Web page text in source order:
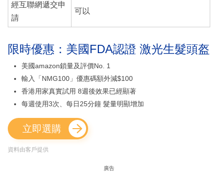
經互聯網遞交申
請
可以
限時優惠：美國FDA認證 激光生髮頭盔
美國amazon鎖量及評價No. 1
輸入「NMG100」優惠碼額外減$100
香港用家真實試用 8週後效果已經顯著
每週使用3次、每日25分鐘 髮量明顯增加
立即選購
資料由客戶提供
廣告